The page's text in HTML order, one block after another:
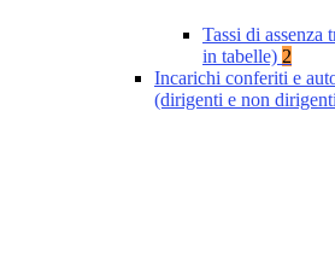
Tassi di assenza
in tabelle) 2
Incarichi conferiti e
(dirigenti e non